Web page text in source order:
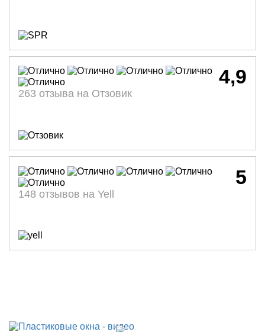
4,9
263 отзыва на Отзовик
5
148 отзывов на Yell